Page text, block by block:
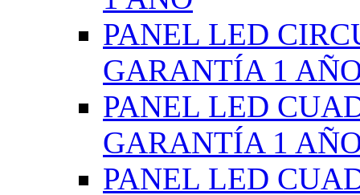
PANEL LED
GARANTÍA 1
PANEL LED
GARANTÍA 1
PANEL LED